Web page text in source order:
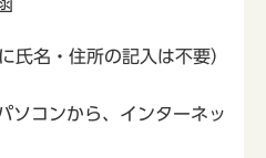
氏名・住所の記入は不要）
ソコンから、インターネッ